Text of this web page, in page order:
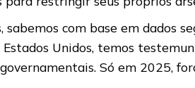
com base em dados
Unidos, temos
Só em 2025,